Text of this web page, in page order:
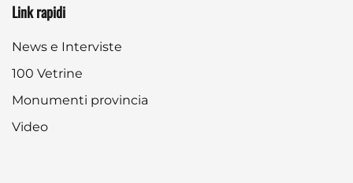
Link rapidi
News e Interviste
100 Vetrine
Monumenti provincia
Video